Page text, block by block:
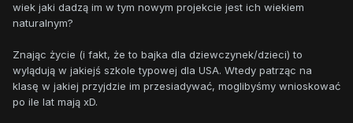
wiek jaki dadzą im w tym nowym projekcie jest ich wiekiem
naturalnym?
Znając życie (i fakt, że to bajka dla dziewczynek/dzieci) to
wylądują w jakiejś szkole typowej dla USA. Wtedy patrząc na
klasę w jakiej przyjdzie im przesiadywać, moglibyśmy wnioskować
po ile lat mają xD.